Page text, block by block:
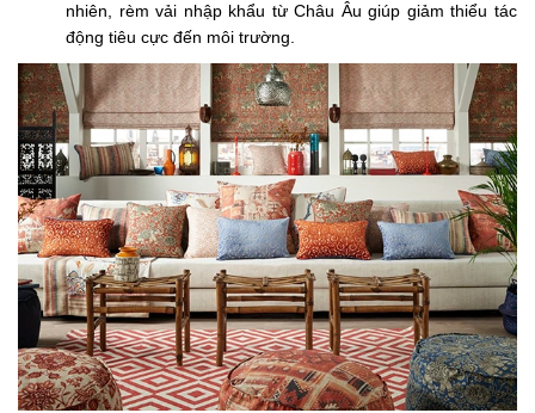
nhiên, rèm vải nhập khẩu từ Châu Âu giúp giảm thiểu tác
động tiêu cực đến môi trường.